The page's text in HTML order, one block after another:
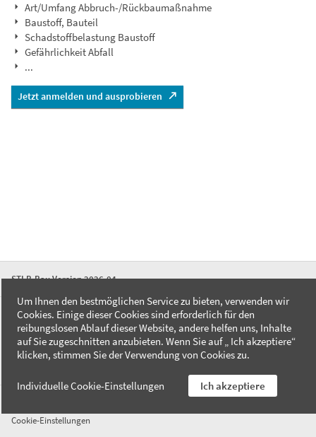
Art/Umfang Abbruch-/Rückbaumaßnahme
Baustoff, Bauteil
Schadstoffbelastung Baustoff
Gefährlichkeit Abfall
...
Jetzt anmelden und ausprobieren
STLB-Bau Version 2026-04
FAQ
Kontakt
Datenschutzerklärung
Cookie-Einstellungen
Um Ihnen den bestmöglichen Service zu bieten, verwenden wir
Cookies. Einige dieser Cookies sind erforderlich für den
reibungslosen Ablauf dieser Website, andere helfen uns, Inhalte
auf Sie zugeschnitten anzubieten. Wenn Sie auf „ Ich akzeptiere“
klicken, stimmen Sie der Verwendung von Cookies zu.
Individuelle Cookie-Einstellungen Ich akzeptiere